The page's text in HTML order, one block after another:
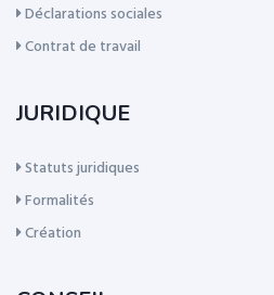
Déclarations sociales
Contrat de travail
JURIDIQUE
Statuts juridiques
Formalités
Création